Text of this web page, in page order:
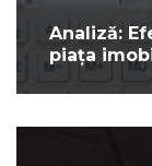
Analiză:
piața